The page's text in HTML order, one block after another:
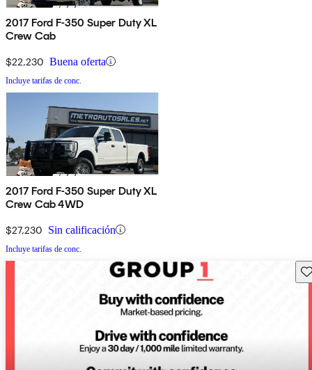
2017 Ford F-350 Super Duty XL
Crew Cab
$22,230 Buena oferta
Incluye tarifas de conc.
2017 Ford F-350 Super Duty XL
Crew Cab 4WD
$27,230 Sin calificación
Incluye tarifas de conc.